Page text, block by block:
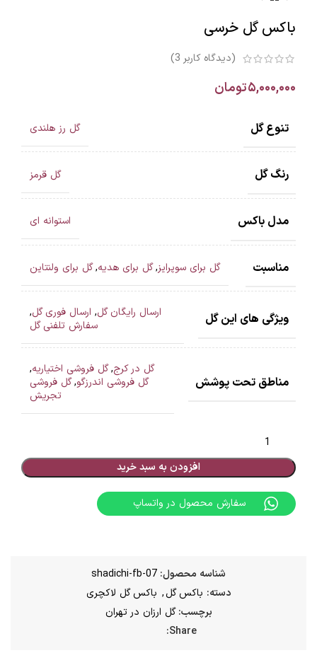
باکس گل خرسی
(دیدگاه کاربر 3
)
۵,۰۰۰,۰۰۰تومان
تنوع گل گل رز هلندی
رنگ گل گل قرمز
مدل باکس استوانه ای
مناسبت گل برای سوپرایز,گل برای هدیه,گل برای ولنتاین
ویژگی های این گل ارسال رایگان گل, ارسال فوری گل,
سفارش تلفنی گل
مناطق تحت پوشش
گل در کرج,گل فروشی اختیاریه,
گل فروشی اندرزگو,گل فروشی
تجریش
افزودن به سبد خرید
سفارش محصول در واتساپ
شناسه محصول: shadichi-fb-07
دسته: باکس گل, باکس گل لاکچری
برچسب: گل ارزان در تهران
Share: